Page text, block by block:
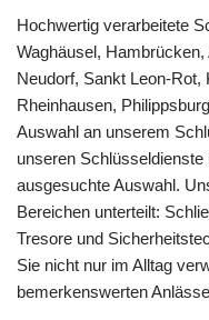
Hochwertig verarbeitete
Waghäusel,
Neudorf, Sankt Leon-
Rheinhausen,
Auswahl an unserem
unseren
ausgesuchte Auswahl.
Bereichen unterteilt:
Tresore und
Sie nicht nur im Alltag
bemerkenswerten